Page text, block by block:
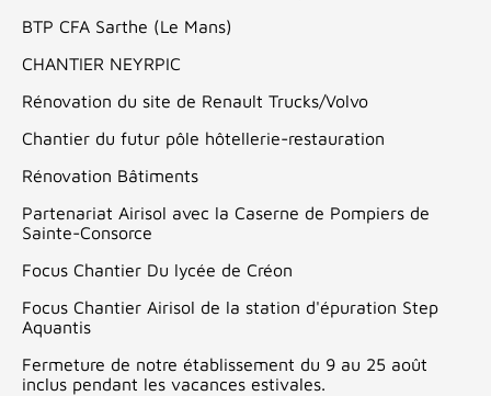
BTP CFA Sarthe (Le Mans)
CHANTIER NEYRPIC
Rénovation du site de Renault Trucks/Volvo
Chantier du futur pôle hôtellerie-restauration
Rénovation Bâtiments
Partenariat Airisol avec la Caserne de Pompiers de
Sainte-Consorce
Focus Chantier Du lycée de Créon
Focus Chantier Airisol de la station d'épuration Step
Aquantis
Fermeture de notre établissement du 9 au 25 août
inclus pendant les vacances estivales.